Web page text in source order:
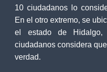
10 ciudadanos lo
En el otro extremo, se
el estado de
ciudadanos considera
verdad.